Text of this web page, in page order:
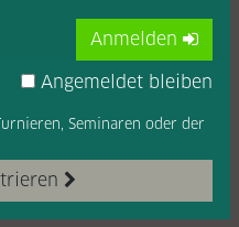
Seminaren oder der
Anmelden
Angemeldet bleiben